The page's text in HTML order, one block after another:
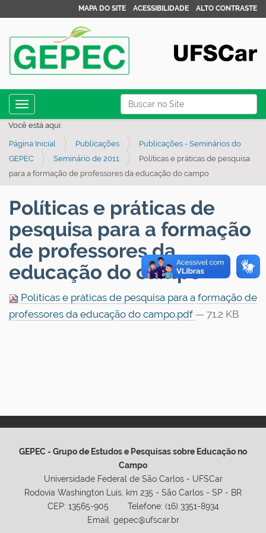
Busca
Busca Avançada…
MAPA DO SITE ACESSIBILIDADE ALTO CONTRASTE
Toggle navigation
Você está aqui:
Página Inicial Publicações
Publicações - Seminários do
GEPEC
Seminário de 2011
Políticas e práticas de pesquisa
para a formação de professores da educação do campo
Políticas e práticas de
pesquisa para a formação
de professores da
educação do campo
Políticas e práticas de pesquisa para a formação de
professores da educação do campo.pdf — 71.2 KB
GEPEC - Grupo de Estudos e Pesquisas sobre Educação no
Campo
Universidade Federal de São Carlos - UFSCar
Rodovia Washington Luis, km 235 - São Carlos - SP - BR
CEP: 13565-905 Telefone: (16) 3351-8934
Email: gepec@ufscar.br